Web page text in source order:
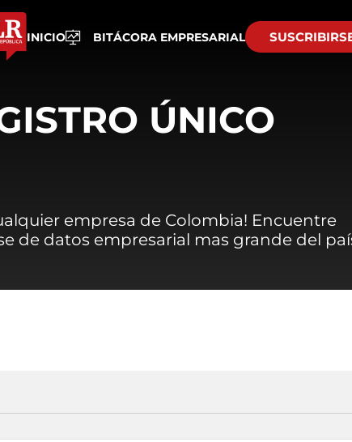
INICIO BITÁCORA EMPRESARIAL
ÚNICO
empresa de Colombia! Encuentre
de datos empresarial mas grande del